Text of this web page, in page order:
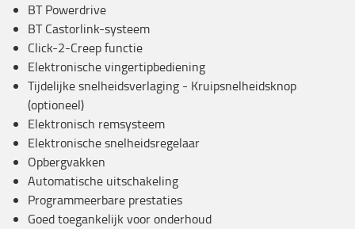
BT Powerdrive
BT Castorlink-systeem
Click-2-Creep functie
Elektronische vingertipbediening
Tijdelijke snelheidsverlaging - Kruipsnelheidsknop
(optioneel)
Elektronisch remsysteem
Elektronische snelheidsregelaar
Opbergvakken
Automatische uitschakeling
Programmeerbare prestaties
Goed toegankelijk voor onderhoud